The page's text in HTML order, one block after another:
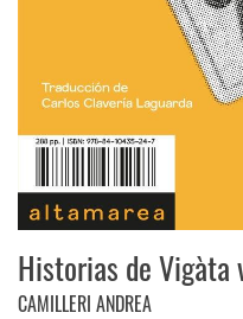
Historias de Vigàta
CAMILLERI ANDREA